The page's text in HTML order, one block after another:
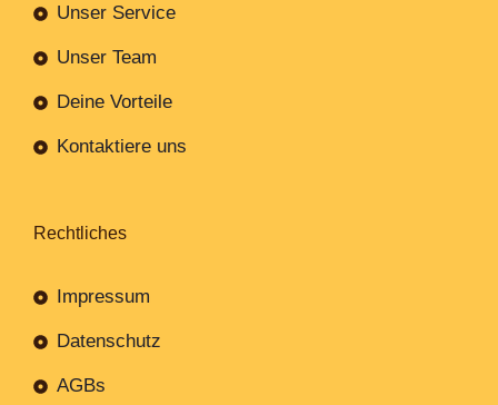
Unser Service
Unser Team
Deine Vorteile
Kontaktiere uns
Rechtliches
Impressum
Datenschutz
AGBs